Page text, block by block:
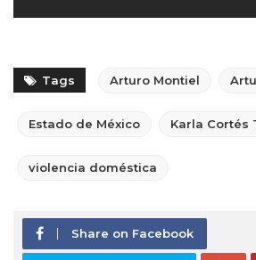
Tags Arturo Montiel
Estado de México Karla Cortés
violencia doméstica
Share on Facebook